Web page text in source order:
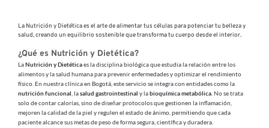
La Nutrición y Dietética es el arte de alimentar tus células para potenciar tu belleza y
salud, creando un equilibrio sostenible que transforma tu cuerpo desde el interior.
¿Qué es Nutrición y Dietética?
La Nutrición y Dietética es la disciplina biológica que estudia la relación entre los
alimentos y la salud humana para prevenir enfermedades y optimizar el rendimiento
nutrición funcional , la salud gastrointestinal y la bioquímica metabólica . No se trata
solo de contar calorías, sino de diseñar protocolos que gestionen la inflamación,
mejoren la calidad de la piel y regulen el estado de ánimo, permitiendo que cada
paciente alcance sus metas de peso de forma segura, científica y duradera.